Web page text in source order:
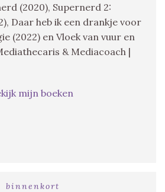
(2020), Supernerd 2:
Daar heb ik een drankje voor
(2022) en Vloek van vuur en
& Mediacoach |
mijn boeken
binnenkort